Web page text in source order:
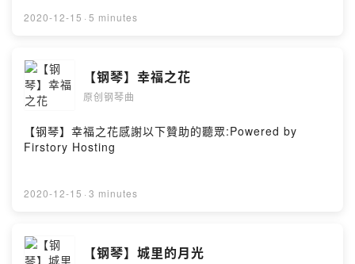
2020-12-15 · 5 minutes
【钢琴】幸福之花
原创钢琴曲
【钢琴】幸福之花感謝以下贊助的聽眾:Powered by
Firstory Hosting
2020-12-15 · 3 minutes
【钢琴】城里的月光